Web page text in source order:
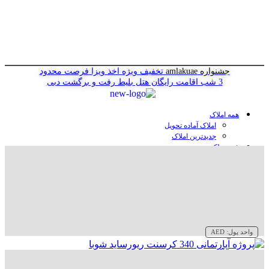
جشنواره amlakuae تخفیف ویژه اخذ ویزا فرصت محدود
3 شب اقامت رایگان هتل
بلیط رفت و برگشت دبی
همه املاک
املاک آماده تحویل
جدیدترین املاک
خرید ملک در دبی
واحد پول: AED
وبلاگ